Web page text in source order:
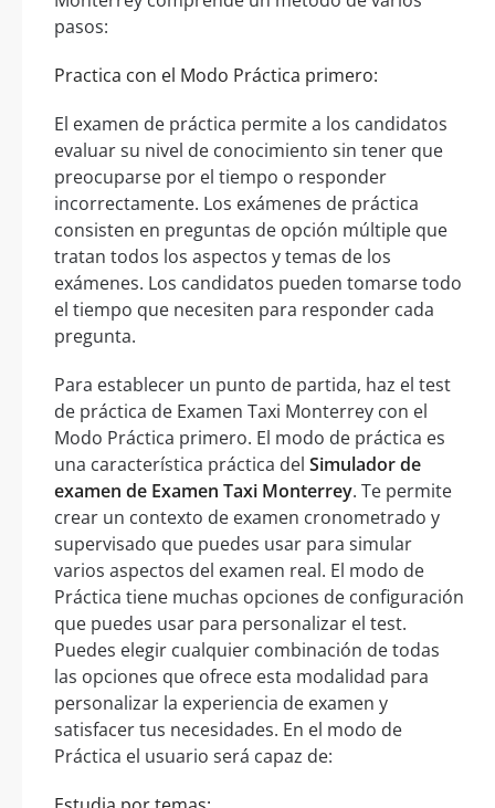
pasos:
Practica con el Modo Práctica primero:
El examen de práctica permite a los candidatos
evaluar su nivel de conocimiento sin tener que
preocuparse por el tiempo o responder
incorrectamente. Los exámenes de práctica
consisten en preguntas de opción múltiple que
tratan todos los aspectos y temas de los
exámenes. Los candidatos pueden tomarse todo
el tiempo que necesiten para responder cada
pregunta.
Para establecer un punto de partida, haz el test
de práctica de Examen Taxi Monterrey con el
Modo Práctica primero. El modo de práctica es
una característica práctica del Simulador de
examen de Examen Taxi Monterrey. Te permite
crear un contexto de examen cronometrado y
supervisado que puedes usar para simular
varios aspectos del examen real. El modo de
Práctica tiene muchas opciones de configuración
que puedes usar para personalizar el test.
Puedes elegir cualquier combinación de todas
las opciones que ofrece esta modalidad para
personalizar la experiencia de examen y
satisfacer tus necesidades. En el modo de
Práctica el usuario será capaz de: